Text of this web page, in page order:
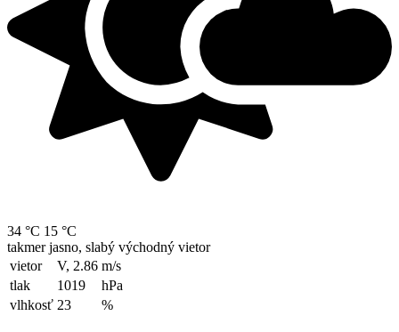
34 °C 15 °C
takmer jasno, slabý východný vietor
vietor
V, 2.86 m/s
tlak
1019
hPa
vlhkosť 23 %